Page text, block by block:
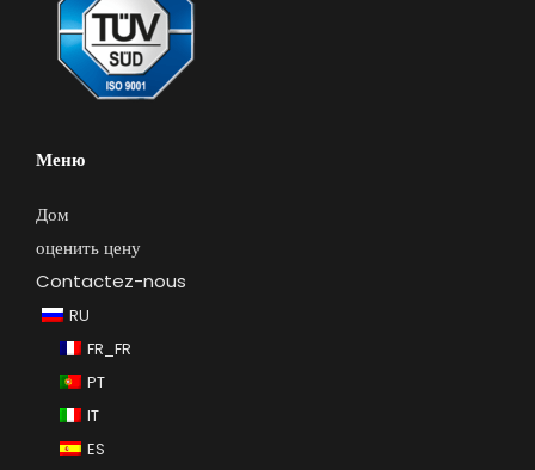
Меню
Дом
оценить цену
Contactez-nous
RU
FR_FR
PT
IT
ES